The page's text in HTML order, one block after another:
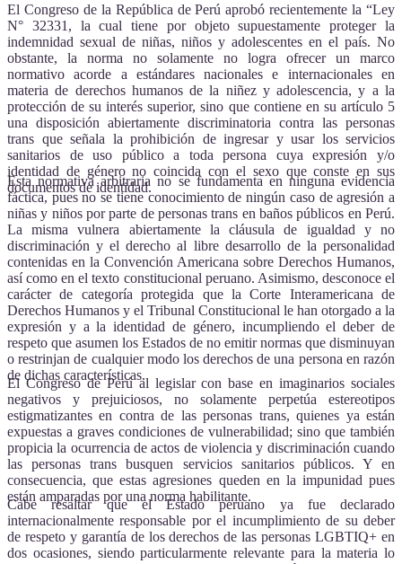
El Congreso de la República de Perú aprobó recientemente la “Ley
N° 32331, la cual tiene por objeto supuestamente proteger la
indemnidad sexual de niñas, niños y adolescentes en el país. No
obstante, la norma no solamente no logra ofrecer un marco
normativo acorde a estándares nacionales e internacionales en
materia de derechos humanos de la niñez y adolescencia, y a la
protección de su interés superior, sino que contiene en su artículo 5
una disposición abiertamente discriminatoria contra las personas
trans que señala la prohibición de ingresar y usar los servicios
sanitarios de uso público a toda persona cuya expresión y/o
identidad de género no coincida con el sexo que conste en sus
documentos de identidad.
Esta normativa arbitraria no se fundamenta en ninguna evidencia
fáctica, pues no se tiene conocimiento de ningún caso de agresión a
niñas y niños por parte de personas trans en baños públicos en Perú.
La misma vulnera abiertamente la cláusula de igualdad y no
discriminación y el derecho al libre desarrollo de la personalidad
contenidas en la Convención Americana sobre Derechos Humanos,
así como en el texto constitucional peruano. Asimismo, desconoce el
carácter de categoría protegida que la Corte Interamericana de
Derechos Humanos y el Tribunal Constitucional le han otorgado a la
expresión y a la identidad de género, incumpliendo el deber de
respeto que asumen los Estados de no emitir normas que disminuyan
o restrinjan de cualquier modo los derechos de una persona en razón
de dichas características.
El Congreso de Perú al legislar con base en imaginarios sociales
negativos y prejuiciosos, no solamente perpetúa estereotipos
estigmatizantes en contra de las personas trans, quienes ya están
expuestas a graves condiciones de vulnerabilidad; sino que también
propicia la ocurrencia de actos de violencia y discriminación cuando
las personas trans busquen servicios sanitarios públicos. Y en
consecuencia, que estas agresiones queden en la impunidad pues
están amparadas por una norma habilitante.
Cabe resaltar que el Estado peruano ya fue declarado
internacionalmente responsable por el incumplimiento de su deber
de respeto y garantía de los derechos de las personas LGBTIQ+ en
dos ocasiones, siendo particularmente relevante para la materia lo